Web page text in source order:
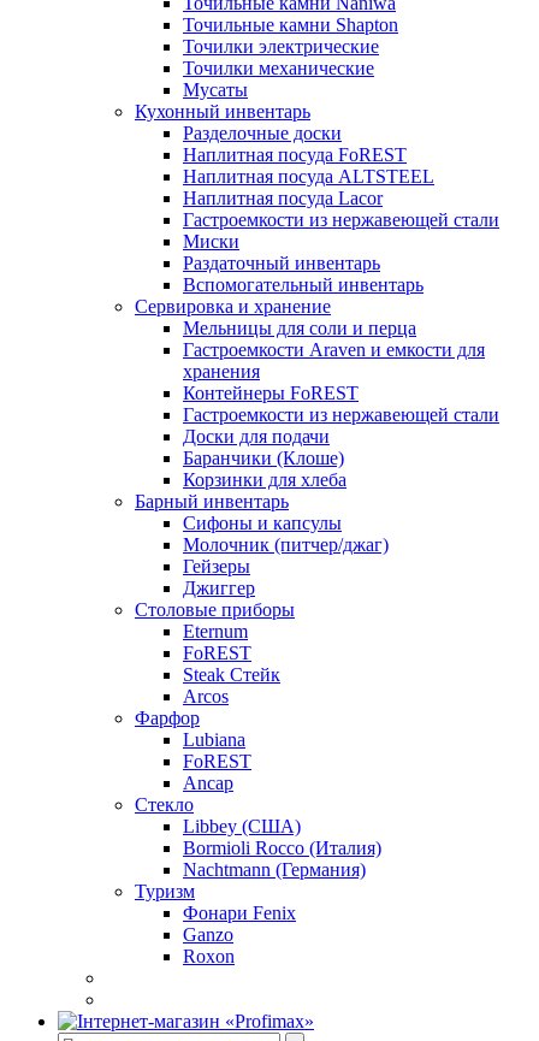
Точильные камни Shapton
Точилки электрические
Точилки механические
Мусаты
Кухонный инвентарь
Разделочные доски
Наплитная посуда FoREST
Наплитная посуда ALTSTEEL
Наплитная посуда Lacor
Гастроемкости из нержавеющей стали
Миски
Раздаточный инвентарь
Вспомогательный инвентарь
Сервировка и хранение
Мельницы для соли и перца
Гастроемкости Araven и емкости для
хранения
Контейнеры FoREST
Гастроемкости из нержавеющей стали
Доски для подачи
Баранчики (Клоше)
Корзинки для хлеба
Барный инвентарь
Сифоны и капсулы
Молочник (питчер/джаг)
Гейзеры
Джиггер
Столовые приборы
Eternum
FoREST
Steak Стейк
Arcos
Фарфор
Lubiana
FoREST
Ancap
Стекло
Libbey (США)
Bormioli Rocco (Италия)
Nachtmann (Германия)
Туризм
Фонари Fenix
Ganzo
Roxon